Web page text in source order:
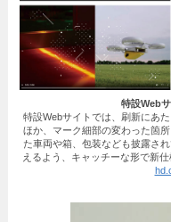
特設Web
特設Webサイトでは、刷新にあ
ほか、マーク細部の変わった箇
た車両や箱、包装なども披露さ
えるよう、キャッチーな形で新